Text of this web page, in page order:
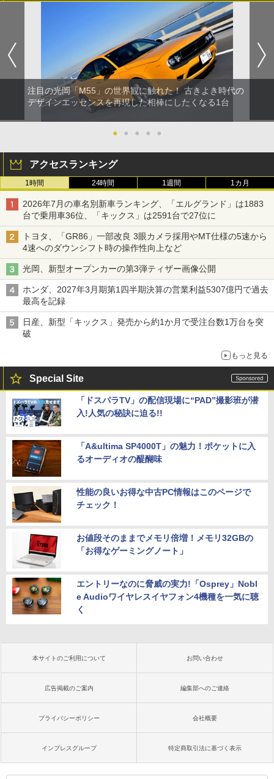
注目の光岡「M55」の世界観に触れた！ 古きよき時代の
デザインエッセンスを再現した相棒にしたくなる1台
● ● ● ● ●
アクセスランキング
1時間 24時間 1週間 1カ月
2026年7月の車名別新車ランキング、「エルグランド」は1883
台で乗用車36位、「キックス」は2591台で27位に
トヨタ、「GR86」一部改良 3眼カメラ採用やMT仕様の5速から
4速へのダウンシフト時の操作性向上など
光岡、新型オープンカーの第3弾ティザー画像公開
ホンダ、2027年3月期第1四半期決算の営業利益5307億円で過去
最高を記録
日産、新型「キックス」発売から約1か月で受注台数1万台を突
破
もっと見る
Special Site
「ドスパラTV」の配信現場に“PAD”撮影班が潜
入!人気の秘訣に迫る!!
「A&ultima SP4000T」の魅力！ポケットに入
るオーディオの醍醐味
性能の良いお得な中古PC情報はこのページで
チェック！
お値段そのままでメモリ倍増！メモリ32GBの
「お得なゲーミングノート」
エントリーなのに脅威の実力!「Osprey」Nobl
e Audioワイヤレスイヤフォン4機種を一気に聴
く
本サイトのご利用について お問い合わせ
広告掲載のご案内 編集部へのご連絡
プライバシーポリシー 会社概要
インプレスグループ 特定商取引法に基づく表示